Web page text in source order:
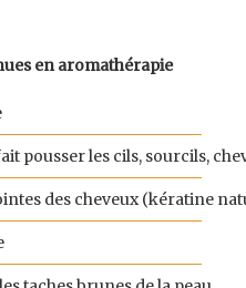
en aromathérapie
pousser les cils, sourcils,
des cheveux (kératine